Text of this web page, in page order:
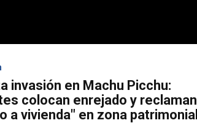
invasión en Machu Picchu:
colocan enrejado y reclaman
a vivienda" en zona patrimonial